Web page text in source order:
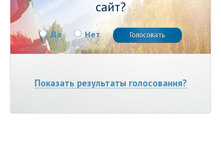
сайт?
Да Нет
Показать результаты голосования?